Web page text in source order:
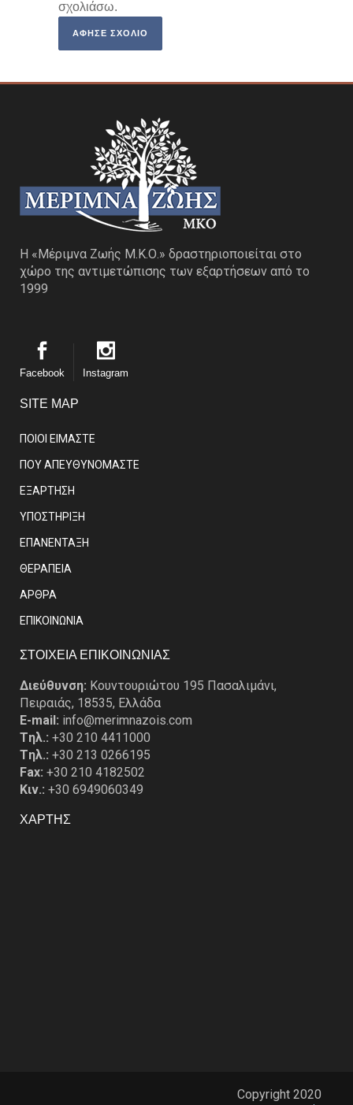
σχολιάσω.
Η «Μέριμνα Ζωής Μ.Κ.Ο.» δραστηριοποιείται στο
χώρο της αντιμετώπισης των εξαρτήσεων από το
1999
Facebook Instagram
SITE MAP
ΠΟΙΟΙ ΕΙΜΑΣΤE
ΠΟΥ ΑΠΕΥΘΥΝΟΜΑΣΤΕ
ΕΞΑΡΤΗΣΗ
ΥΠΟΣΤΗΡΙΞΗ
ΕΠΑΝΕΝΤΑΞΗ
ΘΕΡΑΠΕΙΑ
ΑΡΘΡΑ
EΠΙΚΟΙΝΩΝΙΑ
ΣΤΟΙΧΕΙΑ ΕΠΙΚΟΙΝΩΝΙΑΣ
Διεύθυνση: Κουντουριώτου 195 Πασαλιμάνι,
Πειραιάς, 18535, Ελλάδα
E-mail: info@merimnazois.com
Tηλ.: +30 210 4411000
Tηλ.: +30 213 0266195
Fax: +30 210 4182502
Κιν.: +30 6949060349
ΧΑΡΤΗΣ
Copyright 2020